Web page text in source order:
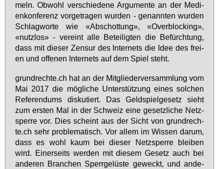
meln. Ob­wohl ver­schie­de­ne Ar­gu­men­te an der Me­di­
en­kon­fe­renz vor­ge­tra­gen wur­den - ge­nann­ten wur­den
Schlag­wor­te wie «Ab­schot­tung», «Over­blo­cking»,
«nutz­los» - ver­eint al­le Be­tei­lig­ten die Be­fürch­tung,
dass mit die­ser Zen­sur des In­ter­nets die Idee des frei­
en und of­fe­nen In­ter­nets auf dem Spiel steht.
grund­rech­te.ch hat an der Mit­glie­der­ver­samm­lung vom
Mai 2017 die mög­li­che Un­ter­stüt­zung ei­nes sol­chen
Re­fe­ren­dums dis­ku­tiert. Das Geld­spiel­ge­setz sieht
zum ers­ten Mal in der Schweiz ei­ne ge­setz­li­che Netz­
sper­re vor. Dies scheint aus der Sicht von grund­rech­
te.ch sehr pro­ble­ma­tisch. Vor al­lem im Wis­sen dar­um,
dass es wohl kaum bei die­ser Netz­sper­re blei­ben
wird. Ei­ner­seits wer­den mit die­sem Ge­setz auch bei
an­de­ren Bran­chen Sperr­ge­lüs­te ge­weckt, und an­de­